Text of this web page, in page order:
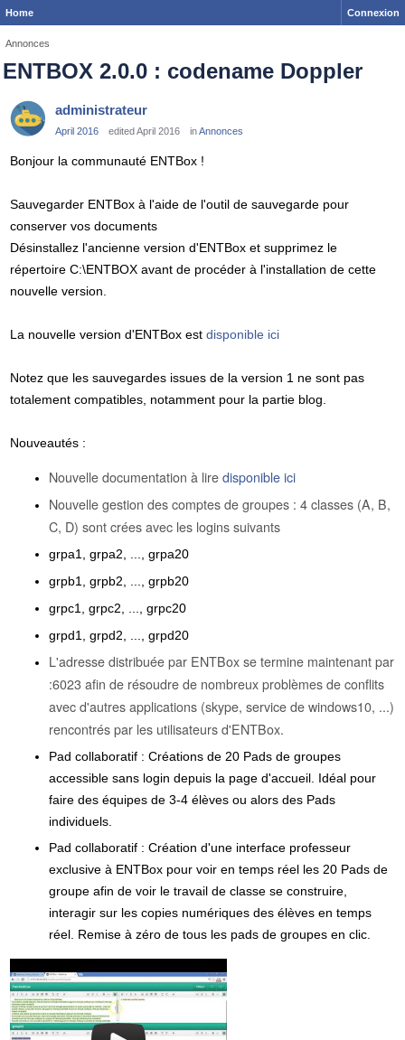
Home Connexion
Annonces
ENTBOX 2.0.0 : codename Doppler
administrateur
April 2016 edited April 2016 inAnnonces
Bonjour la communauté ENTBox !
Sauvegarder ENTBox à l'aide de l'outil de sauvegarde pour
conserver vos documents
Désinstallez l'ancienne version d'ENTBox et supprimez le
répertoire C:\ENTBOX avant de procéder à l'installation de cette
nouvelle version.
La nouvelle version d'ENTBox est disponible ici
Notez que les sauvegardes issues de la version 1 ne sont pas
totalement compatibles, notamment pour la partie blog.
Nouveautés :
Nouvelle documentation à lire disponible ici
Nouvelle gestion des comptes de groupes : 4 classes (A, B,
C, D) sont crées avec les logins suivants
grpa1, grpa2, ..., grpa20
grpb1, grpb2, ..., grpb20
grpc1, grpc2, ..., grpc20
grpd1, grpd2, ..., grpd20
L'adresse distribuée par ENTBox se termine maintenant par
:6023 afin de résoudre de nombreux problèmes de conflits
avec d'autres applications (skype, service de windows10, ...)
rencontrés par les utilisateurs d'ENTBox.
Pad collaboratif : Créations de 20 Pads de groupes
accessible sans login depuis la page d'accueil. Idéal pour
faire des équipes de 3-4 élèves ou alors des Pads
individuels.
Pad collaboratif : Création d'une interface professeur
exclusive à ENTBox pour voir en temps réel les 20 Pads de
groupe afin de voir le travail de classe se construire,
interagir sur les copies numériques des élèves en temps
réel. Remise à zéro de tous les pads de groupes en clic.